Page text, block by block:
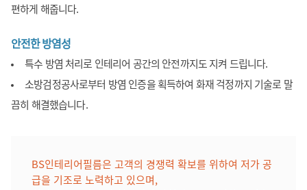
편하게 해줍니다.
안전한 방염성
특수 방염 처리로 인테리어 공간의 안전까지도 지켜 드립니다.
소방검정공사로부터 방염 인증을 획득하여 화재 걱정까지 기술로 말
끔히 해결했습니다.
BS인테리어필름은 고객의 경쟁력 확보를 위하여 저가 공
급을 기조로 노력하고 있으며,